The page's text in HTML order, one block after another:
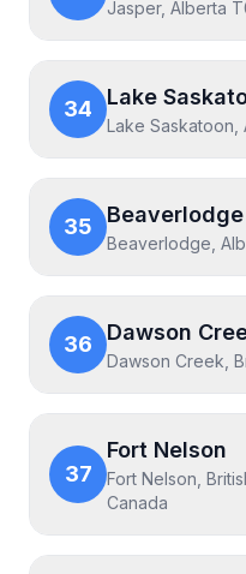
Jasper, Alberta
34 Lake
Lake Saskatoon,
35 Beaverlodge
Beaverlodge,
36 Dawson
Dawson Creek,
37
Fort Nelson
Fort Nelson,
Canada